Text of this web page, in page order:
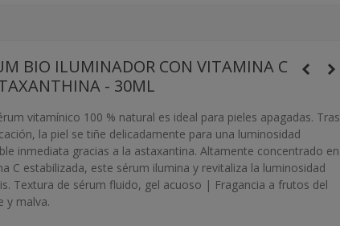
BIO ILUMINADOR CON VITAMINA C
- 30ML
vitamínico 100 % natural es ideal para pieles apagadas. Tras
la piel se tiñe delicadamente para una luminosidad
inmediata gracias a la astaxantina. Altamente concentrado en
C estabilizada, este sérum ilumina y revitaliza la luminosidad
Textura de sérum fluido, gel acuoso | Fragancia a frutos del
y malva.